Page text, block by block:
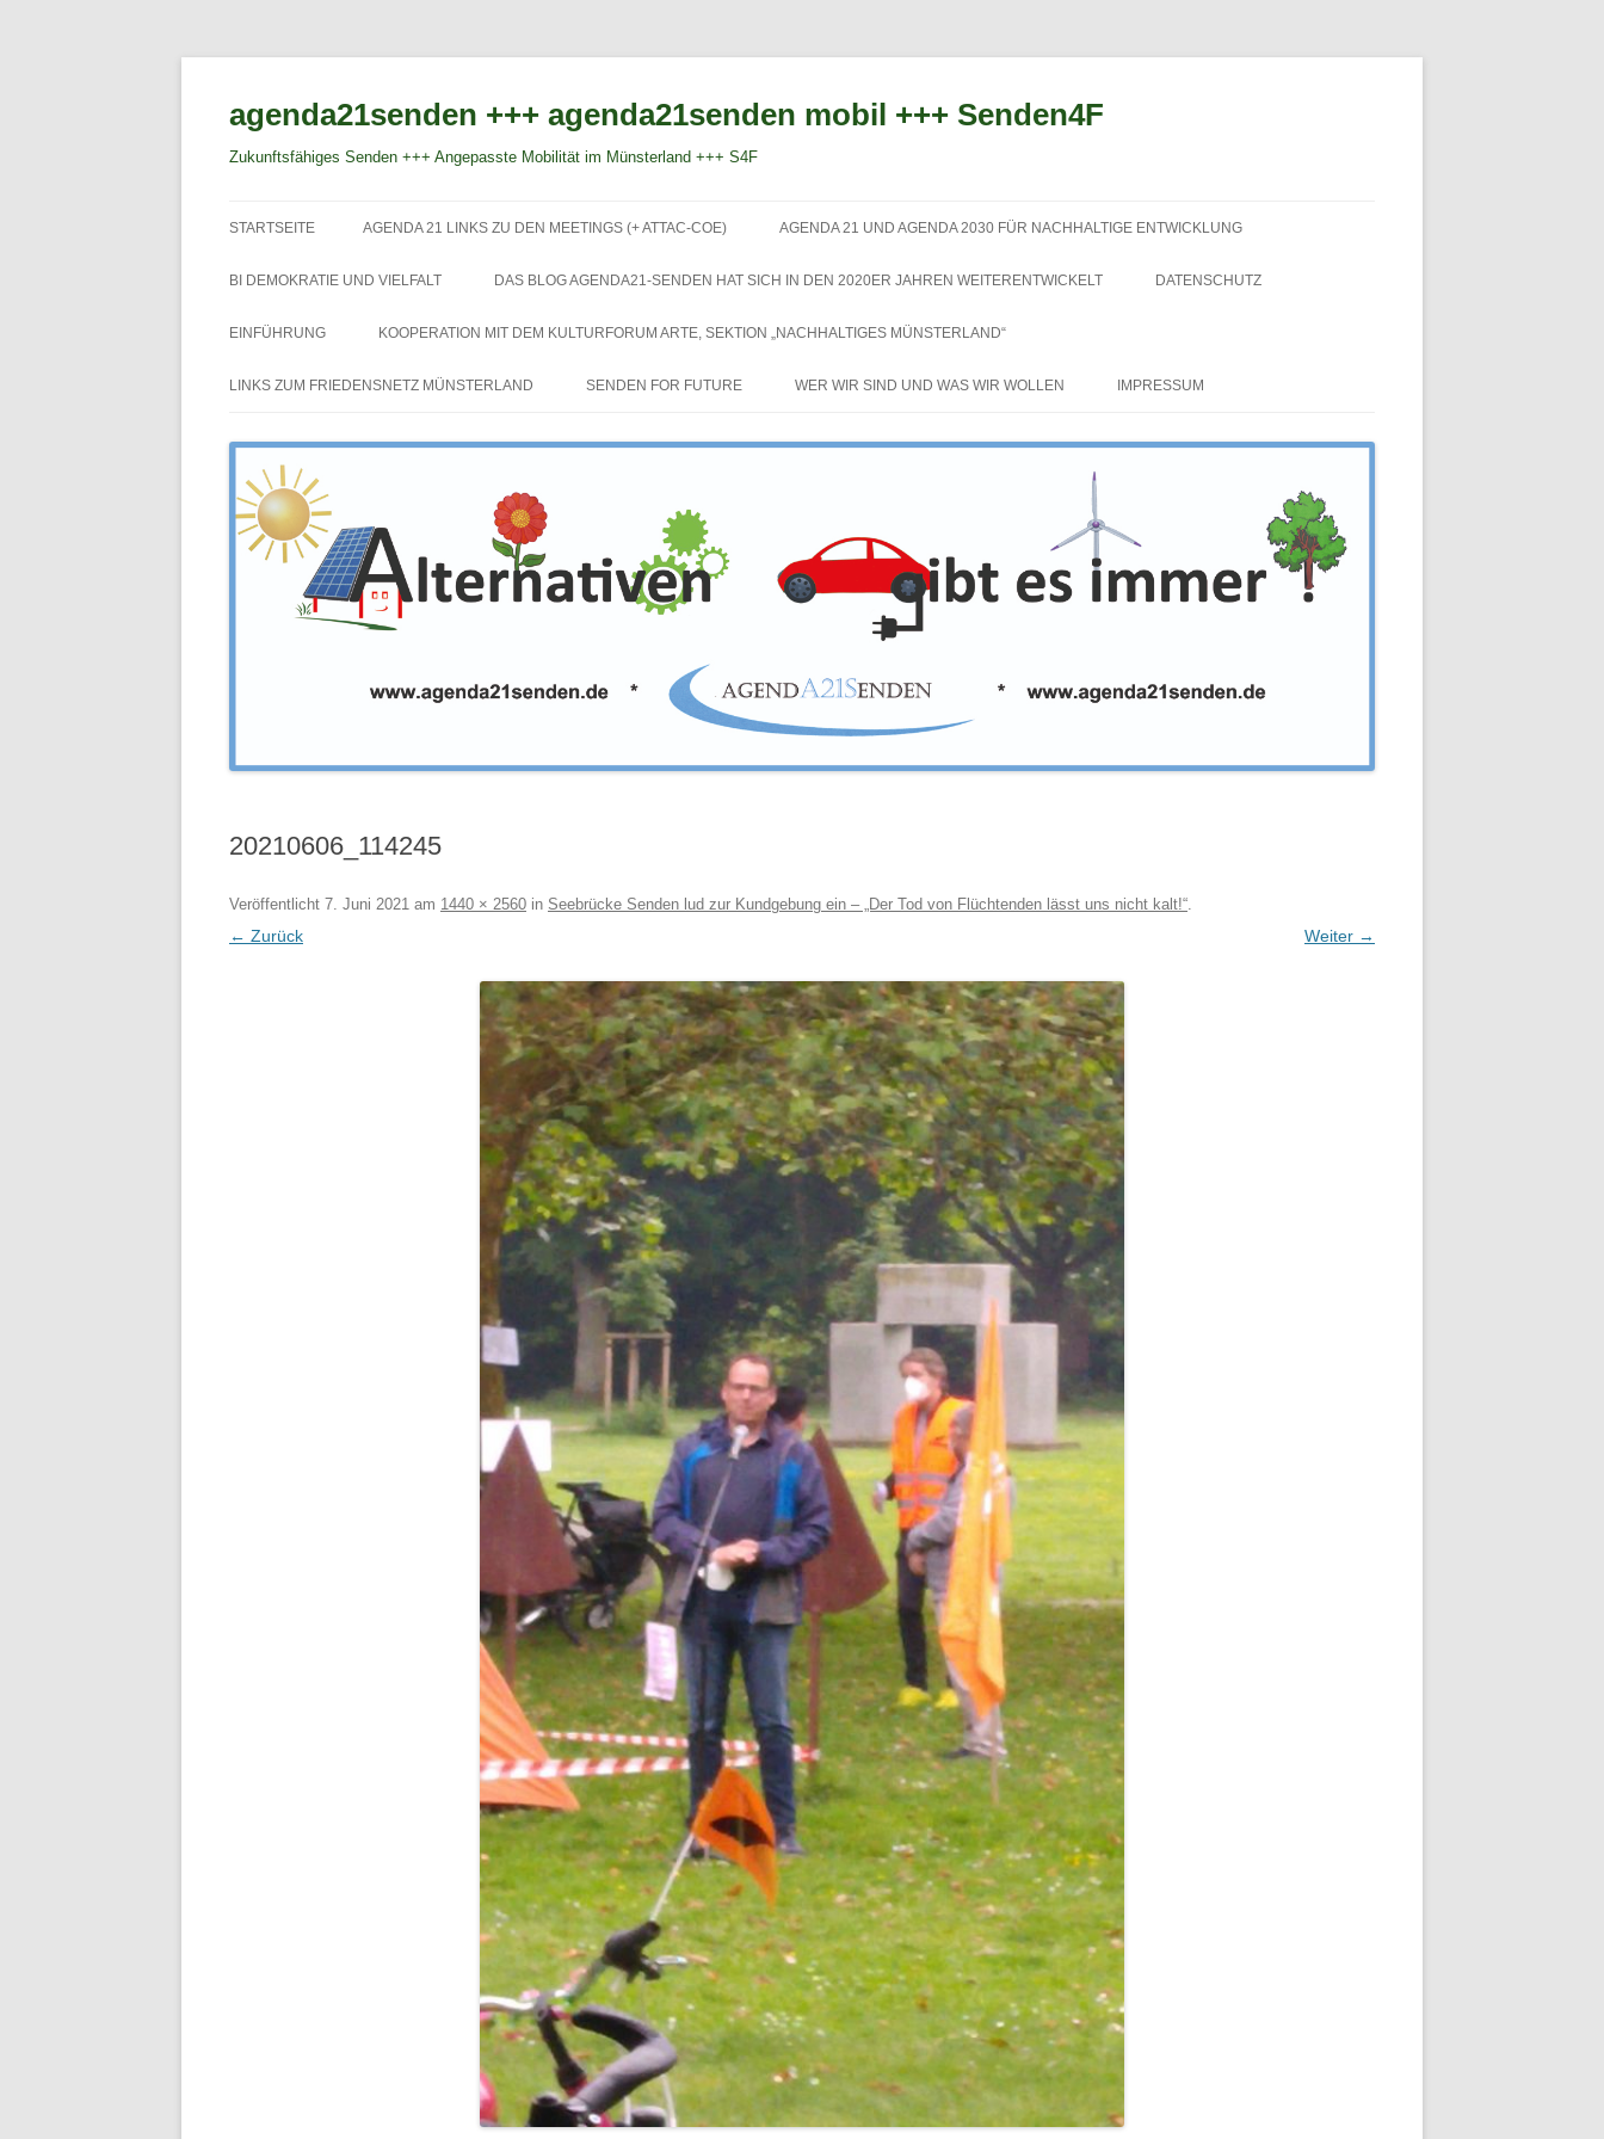
agenda21senden +++ agenda21senden mobil +++ Senden4F
Zukunftsfähiges Senden +++ Angepasste Mobilität im Münsterland +++ S4F
Inhalt
STARTSEITE AGENDA 21 LINKS ZU DEN MEETINGS (+ ATTAC-COE) AGENDA 21 UND AGENDA 2030 FÜR NACHHALTIGE ENTWICKLUNG
BI DEMOKRATIE UND VIELFALT DAS BLOG AGENDA21-SENDEN HAT SICH IN DEN 2020ER JAHREN WEITERENTWICKELT DATENSCHUTZ
EINFÜHRUNG KOOPERATION MIT DEM KULTURFORUM ARTE, SEKTION „NACHHALTIGES MÜNSTERLAND“
LINKS ZUM FRIEDENSNETZ MÜNSTERLAND SENDEN FOR FUTURE WER WIR SIND UND WAS WIR WOLLEN IMPRESSUM
20210606_114245
Veröffentlicht 7. Juni 2021 am 1440 × 2560 in Seebrücke Senden lud zur Kundgebung ein – „Der Tod von Flüchtenden lässt uns nicht kalt!“
← Zurück Weiter →